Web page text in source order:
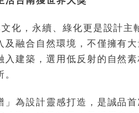
化，永續、綠化更是設計主
融合自然環境，不僅擁有
建築，選用低反射的自然
為設計靈感打造，是誠品